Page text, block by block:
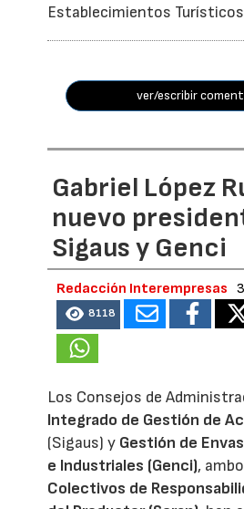
Establecimientos Turísticos
ver/escribir
Gabriel López
nuevo
Sigaus y Genci
Redacción Interempresas
8118
Los Consejos de
Integrado de Gestión de
(Sigaus) y Gestión de
e Industriales (Genci),
Colectivos de